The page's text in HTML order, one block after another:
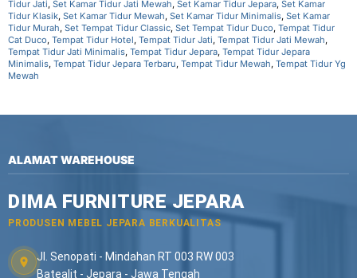
Tidur Jati, Set Kamar Tidur Jati Mewah, Set Kamar Tidur Jepara, Set Kamar
Tidur Klasik, Set Kamar Tidur Mewah, Set Kamar Tidur Minimalis, Set Kamar
Tidur Murah, Set Tempat Tidur Classic, Set Tempat Tidur Duco, Tempat Tidur
Cat Duco, Tempat Tidur Hotel, Tempat Tidur Jati, Tempat Tidur Jati Mewah,
Tempat Tidur Jati Minimalis, Tempat Tidur Jepara, Tempat Tidur Jepara
Minimalis, Tempat Tidur Jepara Terbaru, Tempat Tidur Mewah, Tempat Tidur Yg
Mewah
ALAMAT WAREHOUSE
DIMA FURNITURE JEPARA
PRODUSEN MEBEL JEPARA BERKUALITAS
Jl. Senopati - Mindahan RT 003 RW 003
Batealit - Jepara - Jawa Tengah